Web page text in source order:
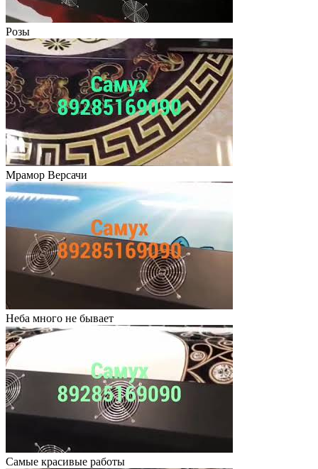
Розы
Мрамор Версачи
Неба много не бывает
Самые красивые работы